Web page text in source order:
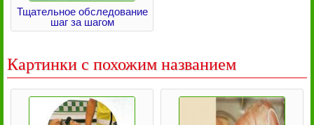
Тщательное обследование
шаг за шагом
Картинки с похожим названием